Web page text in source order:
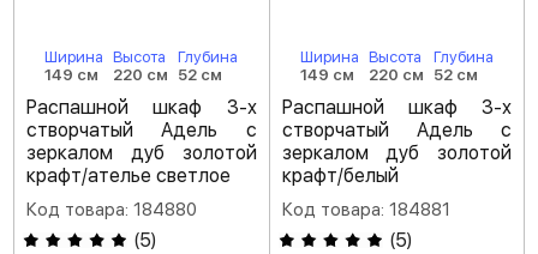
Ширина
149 см
Высота
220 см
Глубина
52 см
Распашной шкаф 3-х
створчатый Адель с
зеркалом дуб золотой
крафт/ателье светлое
Код товара: 184880
(5)
Ширина
149 см
Высота
220 см
Глубина
52 см
Распашной шкаф 3-х
створчатый Адель с
зеркалом дуб золотой
крафт/белый
Код товара: 184881
(5)